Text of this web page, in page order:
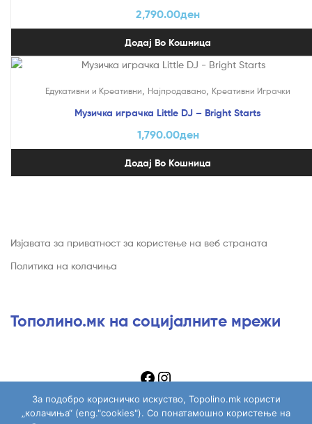
2,790.00ден
Додај Во Кошница
Едукативни и Креативни, Најпродавано, Креативни Играчки
Музичка играчка Little DJ – Bright Starts
1,790.00ден
Додај Во Кошница
Изјавата за приватност за користење на веб страната
Политика на колачиња
Тополино.мк на социјалните мрежи
За подобро корисничко искуство, Topolino.mk користи
„колачиња“ (eng."cookies"). Со понатамошно користење на